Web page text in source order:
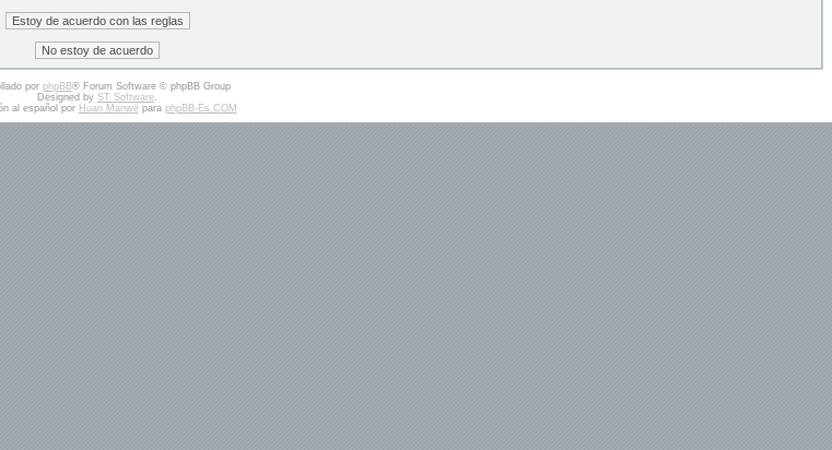
por phpBB® Forum Software © phpBB Group
Designed by ST Software.
al español por Huan Manwëpara phpBB-Es.COM